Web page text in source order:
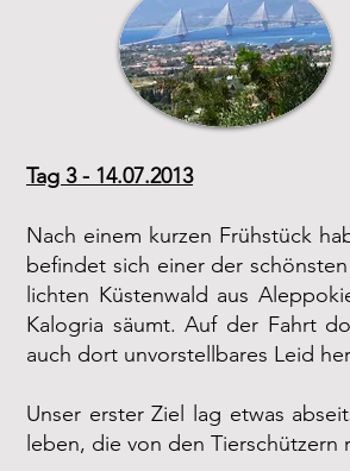
Tag 3 - 14.07.2013
Nach einem kurzen Frühstück
befindet sich einer der
lichten Küstenwald aus
Kalogria säumt. Auf der Fahrt
auch dort unvorstellbares Leid
Unser erster Ziel lag etwas
leben, die von den